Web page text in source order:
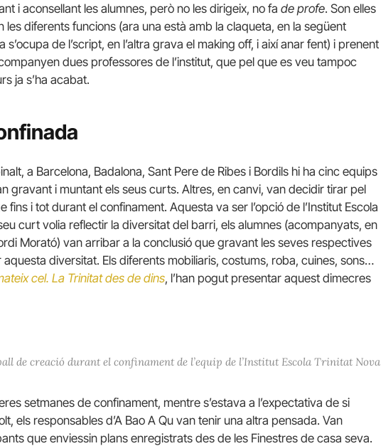
i aconsellant les alumnes, però no les dirigeix, no fa de profe. Son elles
les diferents funcions (ara una està amb la claqueta, en la següent
s’ocupa de l’script, en l’altra grava el making off, i així anar fent) i prenent
dues professores de l’institut, que pel que es veu tampoc
ja s’ha acabat.
a Barcelona, Badalona, Sant Pere de Ribes i Bordils hi ha cinc equips
gravant i muntant els seus curts. Altres, en canvi, van decidir tirar pel
fins i tot durant el confinament. Aquesta va ser l’opció de l’Institut Escola
curt volia reflectir la diversitat del barri, els alumnes (acompanyats, en
Morató) van arribar a la conclusió que gravant les seves respectives
diversitat. Els diferents mobiliaris, costums, roba, cuines, sons…
cel. La Trinitat des de dins, l’han pogut presentar aquest dimecres
de creació durant el confinament de l’equip de l’Institut Escola Trinitat Nova
setmanes de confinament, mentre s’estava a l’expectativa de si
els responsables d’A Bao A Qu van tenir una altra pensada. Van
que enviessin plans enregistrats des de les Finestres de casa seva.